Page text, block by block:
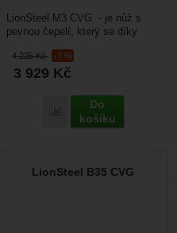
4 225Kč -7 %
3 929 Kč
Porovnat
Do
košíku
LionSteel M3 CVG - je nůž s
pevnou čepelí, který se díky
nosí, a přesto...
LionSteel B35 CVG